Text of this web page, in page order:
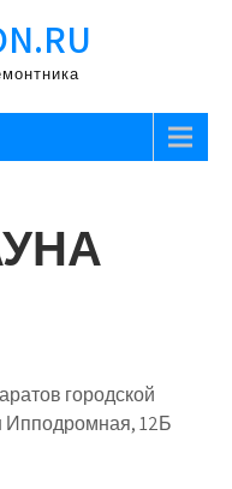
городской
Ипподромная, 12Б